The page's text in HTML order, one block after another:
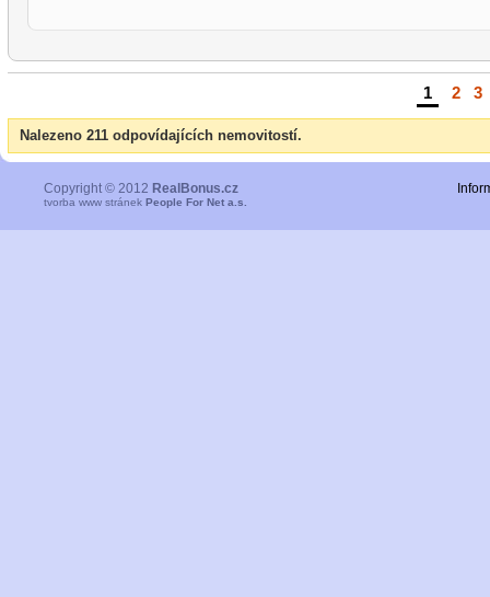
1 2 3
Nalezeno 211 odpovídajících nemovitostí.
Copyright © 2012 RealBonus.cz
tvorba www stránek People For Net a.s.